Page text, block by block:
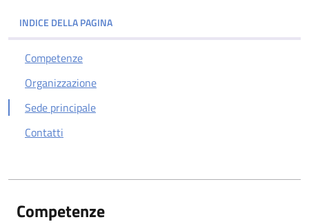
INDICE DELLA PAGINA
Competenze
Organizzazione
Sede principale
Contatti
Competenze